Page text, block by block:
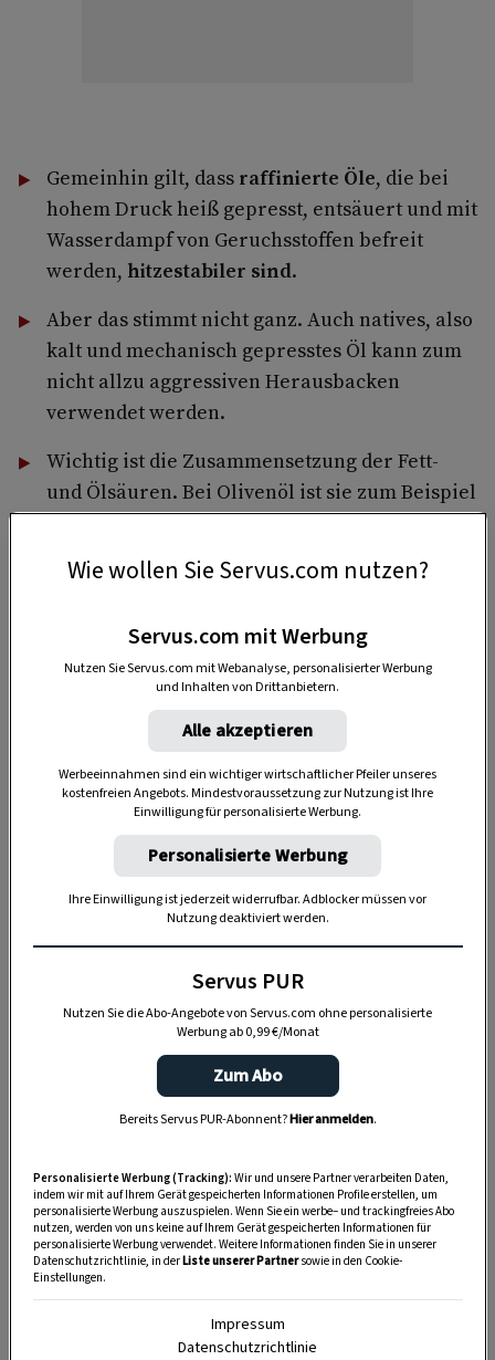
Gemeinhin gilt, dass raffinierte Öle, die bei
hohem Druck heiß gepresst, entsäuert und mit
Wasserdampf von Geruchsstoffen befreit
werden, hitzestabiler sind.
Aber das stimmt nicht ganz. Auch natives, also
kalt und mechanisch gepresstes Öl kann zum
nicht allzu aggressiven Herausbacken
verwendet werden.
Wichtig ist die Zusammensetzung der Fett-
und Ölsäuren. Bei Olivenöl ist sie zum Beispiel
so günstig, dass auch kalt gepresstes Öl recht
deshalb derRauchpunkt. Er beschreibt die
geringste Temperatur, bei der über dem Fett
Rauch sichtbar wird – und schädliche Produkte
entstehen. Öle, die bedenkenlos bis zu 180 Grad
erhitzbar sind, eignen sich für alle Arten von
panierten Speisen.
„Servus Garten“ auf WhatsApp
Nutzen Sie WhatsApp auf Ihrem Handy und lieben es, auf
dem Balkon, der Terrasse oder im Garten zu werkeln? In
unserem kostenlosen WhatsApp-Kanal finden Sie täglich
Tipps und Tricks für Garten, Terrasse, Balkon- und
Zimmerpflanzen.
HIER MEHR ERFAHREN
Wie wollen Sie Servus.com nutzen?
Servus.com mit Werbung
Nutzen Sie Servus.com mit Webanalyse, personalisierter Werbung
und Inhalten von Drittanbietern.
Alle akzeptieren
Werbeeinnahmen sind ein wichtiger wirtschaftlicher Pfeiler unseres
kostenfreien Angebots. Mindestvoraussetzung zur Nutzung ist Ihre
Einwilligung für personalisierte Werbung.
Personalisierte Werbung
Ihre Einwilligung ist jederzeit widerrufbar. Adblocker müssen vor
Nutzung deaktiviert werden.
Servus PUR
Nutzen Sie die Abo-Angebote von Servus.com ohne personalisierte
Werbung ab 0,99 €/Monat
Zum Abo
Bereits Servus PUR-Abonnent?Hier anmelden.
Personalisierte Werbung (Tracking): Wir und unsere Partner verarbeiten Daten,
indem wir mit auf Ihrem Gerät gespeicherten Informationen Profile erstellen, um
personalisierte Werbung auszuspielen. Wenn Sie ein werbe– und trackingfreies Abo
nutzen, werden von uns keine auf Ihrem Gerät gespeicherten Informationen für
personalisierte Werbung verwendet. Weitere Informationen finden Sie in unserer
Datenschutzrichtlinie, in derListe unserer Partnersowie in den Cookie-
Einstellungen.
Impressum
Datenschutzrichtlinie